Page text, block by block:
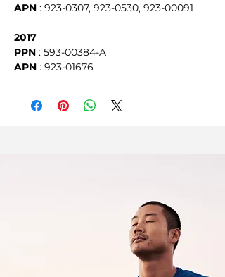
APN : 923-0307, 923-0530, 923-00091
2017
PPN : 593-00384-A
APN : 923-01676